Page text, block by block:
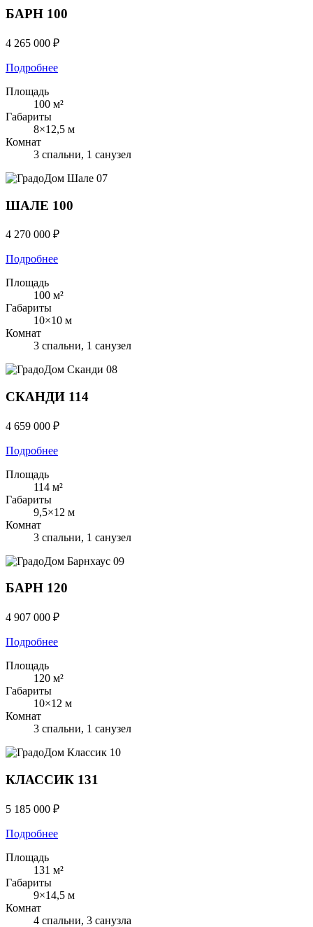
БАРН 100
4 265 000 ₽
Подробнее
Площадь
100 м²
Габариты
8×12,5 м
Комнат
3 спальни, 1 санузел
Шале 07
ШАЛЕ 100
4 270 000 ₽
Подробнее
Площадь
100 м²
Габариты
10×10 м
Комнат
3 спальни, 1 санузел
Сканди 08
СКАНДИ 114
4 659 000 ₽
Подробнее
Площадь
114 м²
Габариты
9,5×12 м
Комнат
3 спальни, 1 санузел
Барнхаус 09
БАРН 120
4 907 000 ₽
Подробнее
Площадь
120 м²
Габариты
10×12 м
Комнат
3 спальни, 1 санузел
Классик 10
КЛАССИК 131
5 185 000 ₽
Подробнее
Площадь
131 м²
Габариты
9×14,5 м
Комнат
4 спальни, 3 санузла